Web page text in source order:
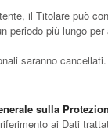
il Titolare può
più lungo
saranno
sulla
ai Dati